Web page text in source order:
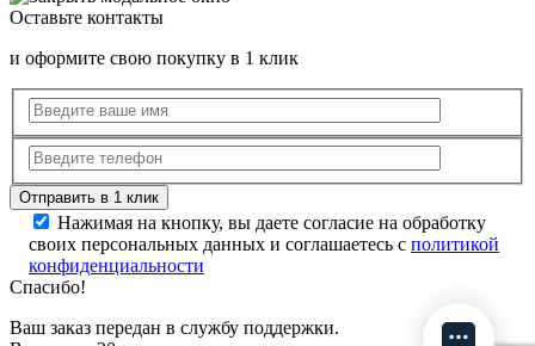
Оставьте контакты
и оформите свою покупку в 1 клик
Нажимая на кнопку, вы даете согласие на обработку
своих персональных данных и соглашаетесь с политикой
конфиденциальности
Спасибо!
Ваш заказ передан в службу поддержки.